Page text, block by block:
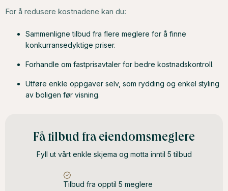
For å redusere kostnadene kan du:
Sammenligne tilbud fra flere meglere for å finne
konkurransedyktige priser.
Forhandle om fastprisavtaler for bedre kostnadskontroll.
Utføre enkle oppgaver selv, som rydding og enkel styling
av boligen før visning.
Få tilbud fra eiendomsmeglere
Fyll ut vårt enkle skjema og motta inntil 5 tilbud
Tilbud fra opptil 5 meglere